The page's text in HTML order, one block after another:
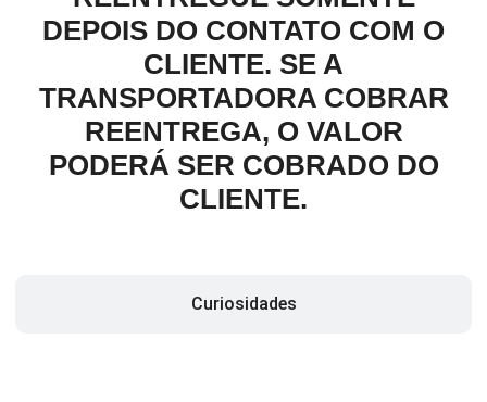
Curiosidades
DEPOIS DO CONTATO COM O
CLIENTE. SE A
TRANSPORTADORA COBRAR
REENTREGA, O VALOR
PODERÁ SER COBRADO DO
CLIENTE.